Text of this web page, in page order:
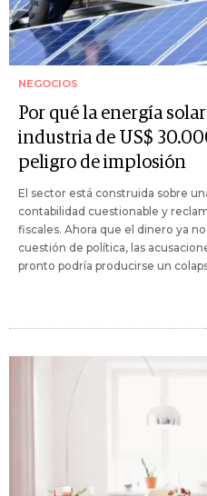
NEGOCIOS
Por qué la energía
industria de US$
peligro de implosión
El sector está construida sobre
contabilidad cuestionable y
fiscales. Ahora que el dinero ya
cuestión de política, las
pronto podría producirse un